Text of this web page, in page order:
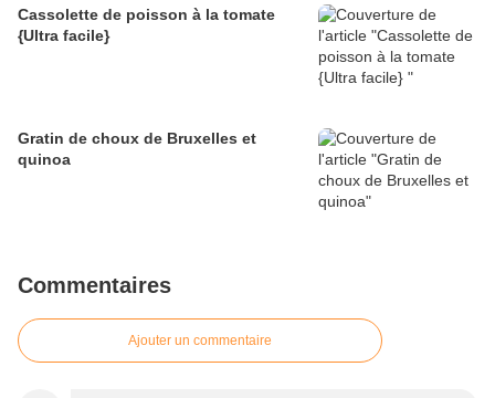
Cassolette de poisson à la tomate
{Ultra facile}
Gratin de choux de Bruxelles et
quinoa
Commentaires
Ajouter un commentaire